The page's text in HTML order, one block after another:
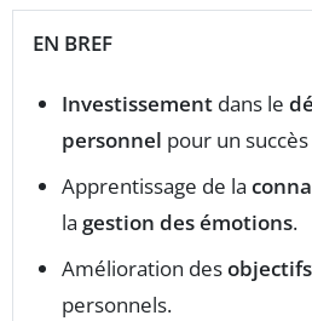
EN BREF
Investissement dans le
personnel pour un
Apprentissage de la
la gestion des émotions.
Amélioration desobjectifs
personnels.